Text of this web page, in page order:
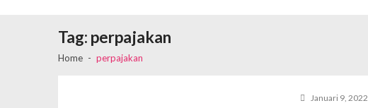
Magang Guru SMK di TAXAcc Consulting
Aspek Perpajakan Koperasi Kredit
Tag: perpajakan
Home perpajakan
Januari 9, 2022